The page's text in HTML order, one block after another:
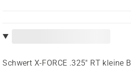
Schwert X-FORCE .325" RT kleine